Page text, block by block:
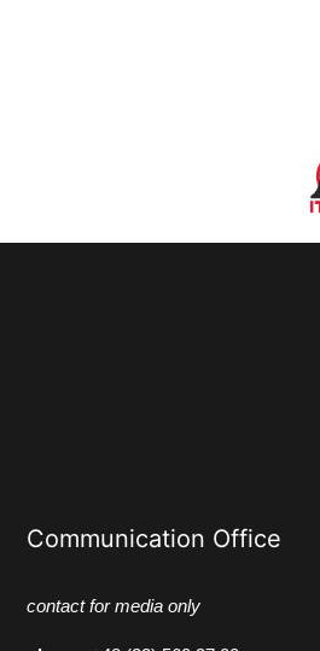
Communication Office
contact for media only